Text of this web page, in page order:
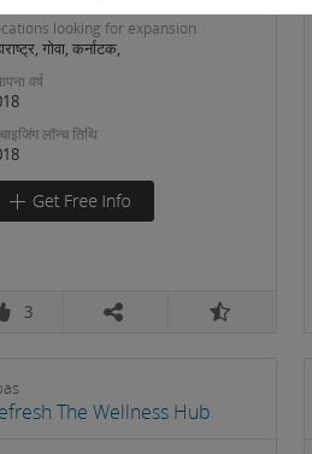
looking for expansion
गोवा, कर्नाटक,
वर्ष
लॉन्च तिथि
3
The Wellness Hub